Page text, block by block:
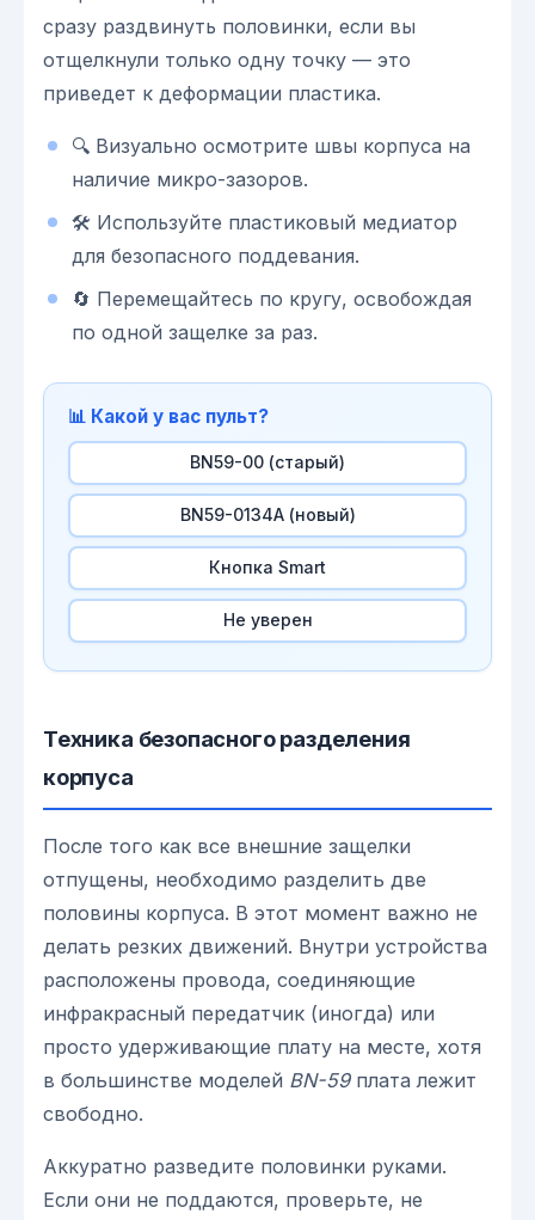
сразу раздвинуть половинки, если вы
отщелкнули только одну точку — это
приведет к деформации пластика.
🔍 Визуально осмотрите швы корпуса на
наличие микро-зазоров.
🛠 Используйте пластиковый медиатор
для безопасного поддевания.
🔄 Перемещайтесь по кругу, освобождая
по одной защелке за раз.
📊 Какой у вас пульт?
BN59-00 (старый)
BN59-0134A (новый)
Кнопка Smart
Не уверен
Техника безопасного разделения
корпуса
После того как все внешние защелки
отпущены, необходимо разделить две
половины корпуса. В этот момент важно не
делать резких движений. Внутри устройства
расположены провода, соединяющие
инфракрасный передатчик (иногда) или
просто удерживающие плату на месте, хотя
в большинстве моделей BN-59плата лежит
свободно.
Аккуратно разведите половинки руками.
Если они не поддаются, проверьте, не